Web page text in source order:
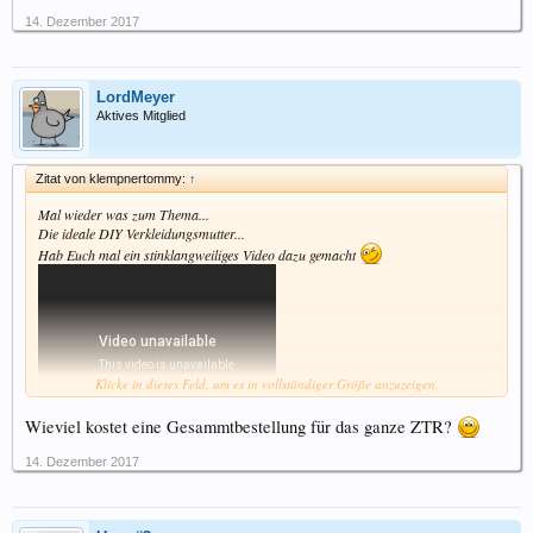
14. Dezember 2017
LordMeyer
Aktives Mitglied
Zitat von klempnertommy: ↑
Mal wieder was zum Thema...
Die ideale DIY Verkleidungsmutter...
Hab Euch mal ein stinklangweiliges Video dazu gemacht
Klicke in dieses Feld, um es in vollständiger Größe anzuzeigen.
Wieviel kostet eine Gesammtbestellung für das ganze ZTR?
14. Dezember 2017